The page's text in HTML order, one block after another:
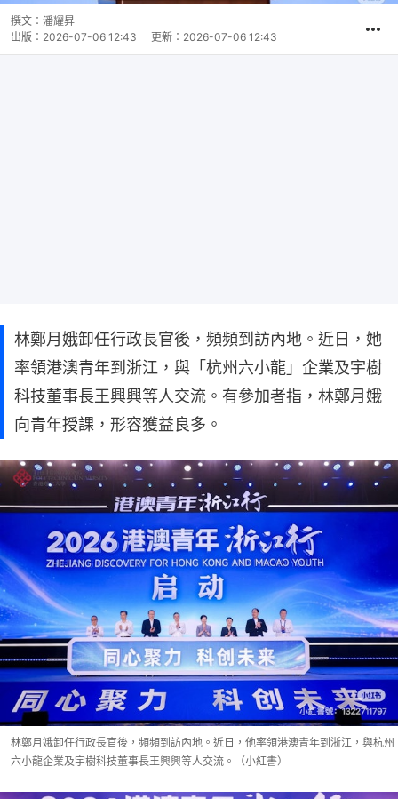
撰文： 潘耀昇
出版： 2026-07-06 12:43 更新： 2026-07-06 12:43
林鄭月娥卸任行政長官後，頻頻到訪內地。近日，她
率領港澳青年到浙江，與「杭州六小龍」企業及宇樹
科技董事長王興興等人交流。有參加者指，林鄭月娥
向青年授課，形容獲益良多。
林鄭月娥卸任行政長官後，頻頻到訪內地。近日，他率領港澳青年到浙江，與杭州
六小龍企業及宇樹科技董事長王興興等人交流。（小紅書）